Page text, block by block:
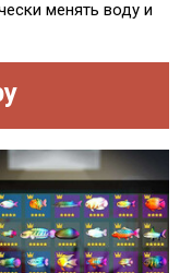
менять воду и